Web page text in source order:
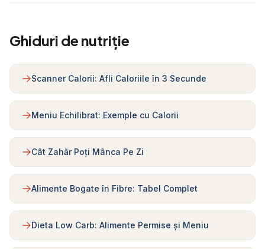
Ghiduri de nutriție
Scanner Calorii: Afli Caloriile în 3 Secunde
Meniu Echilibrat: Exemple cu Calorii
Cât Zahăr Poți Mânca Pe Zi
Alimente Bogate în Fibre: Tabel Complet
Dieta Low Carb: Alimente Permise și Meniu